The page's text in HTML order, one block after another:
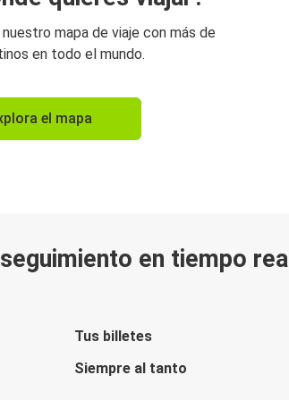
mapa de viaje con más de
en todo el mundo.
el mapa
en tiempo real
Tus billetes
Siempre al tanto